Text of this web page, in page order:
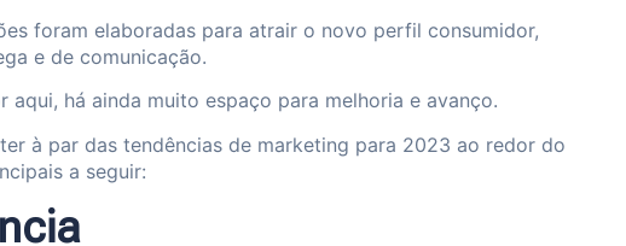
foram elaboradas para atrair o novo perfil consumidor,
e de comunicação.
há ainda muito espaço para melhoria e avanço.
à par das tendências de marketing para 2023 ao redor do
a seguir: